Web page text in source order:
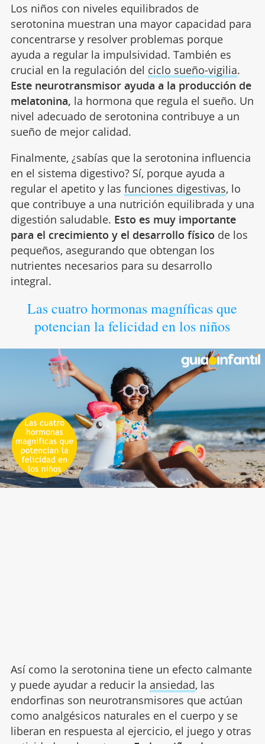
Los niños con niveles equilibrados de
serotonina muestran una mayor capacidad para
concentrarse y resolver problemas porque
ayuda a regular la impulsividad. También es
crucial en la regulación del ciclo sueño-vigilia.
Este neurotransmisor ayuda a la producción de
melatonina, la hormona que regula el sueño. Un
nivel adecuado de serotonina contribuye a un
sueño de mejor calidad.
Finalmente, ¿sabías que la serotonina influencia
en el sistema digestivo? Sí, porque ayuda a
regular el apetito y las funciones digestivas, lo
que contribuye a una nutrición equilibrada y una
digestión saludable. Esto es muy importante
para el crecimiento y el desarrollo físico de los
pequeños, asegurando que obtengan los
nutrientes necesarios para su desarrollo
integral.
Las cuatro hormonas magníficas que
potencian la felicidad en los niños
Así como la serotonina tiene un efecto calmante
y puede ayudar a reducir la ansiedad, las
endorfinas son neurotransmisores que actúan
como analgésicos naturales en el cuerpo y se
liberan en respuesta al ejercicio, el juego y otras